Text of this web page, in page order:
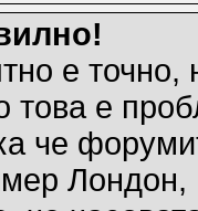
е точно,
това е
че